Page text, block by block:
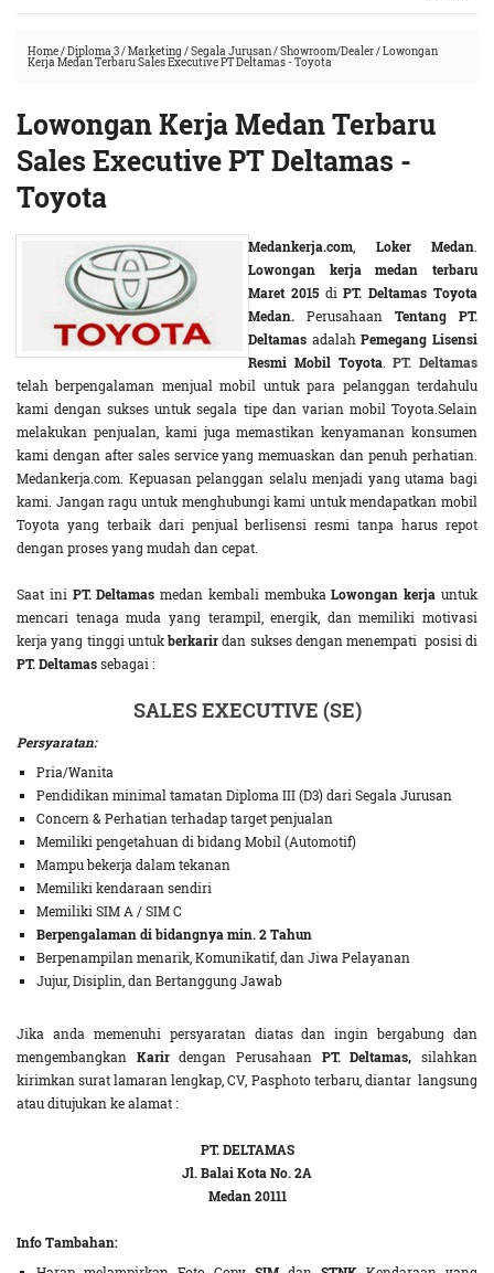
Home/Diploma 3/Marketing /Segala Jurusan/Showroom/Dealer/Lowongan
Kerja Medan Terbaru Sales Executive PT Deltamas - Toyota
Lowongan Kerja Medan Terbaru
Sales Executive PT Deltamas -
Toyota
Medankerja.com Loker Medan
Lowongan kerja medan terbaru
Maret 2015diPT. Deltamas Toyota
Medan. Perusahaan Tentang PT.
Deltamas adalahPemegang Lisensi
Resmi Mobil Toyota.PT. Deltamas
telah berpengalaman menjual mobil untuk para pelanggan terdahulu
kami dengan sukses untuk segala tipe dan varian mobil Toyota.Selain
melakukan penjualan, kami juga memastikan kenyamanan konsumen
kami dengan after sales service yang memuaskan dan penuh perhatian.
Medankerja.com. Kepuasan pelanggan selalu menjadi yang utama bagi
kami. Jangan ragu untuk menghubungi kami untuk mendapatkan mobil
Toyota yang terbaik dari penjual berlisensi resmi tanpa harus repot
dengan proses yang mudah dan cepat.
Saat ini PT. Deltamas medan kembali membukaLowongan kerja untuk
mencari tenaga muda yang terampil, energik, dan memiliki motivasi
kerja yang tinggi untukberkarirdan sukses dengan menempati posisi di
PT. Deltamassebagai :
SALES EXECUTIVE (SE)
Persyaratan:
Pria/Wanita
Pendidikan minimal tamatan Diploma III (D3) dari Segala Jurusan
Concern & Perhatian terhadap target penjualan
Memiliki pengetahuan di bidang Mobil (Automotif)
Mampu bekerja dalam tekanan
Memiliki kendaraan sendiri
Memiliki SIM A / SIM C
Berpengalaman di bidangnya min. 2 Tahun
Berpenampilan menarik, Komunikatif, dan Jiwa Pelayanan
Jujur, Disiplin, dan Bertanggung Jawab
Jika anda memenuhi persyaratan diatas dan ingin bergabung dan
mengembangkan Karirdengan Perusahaan PT. Deltamas, silahkan
kirimkan surat lamaran lengkap, CV, Pasphoto terbaru, diantar langsung
atau ditujukan ke alamat :
PT. DELTAMAS
Jl. Balai Kota No. 2A
Medan 20111
Info Tambahan: